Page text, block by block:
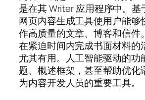
是在其 Writer 应用程序中。基
网页内容生成工具使用户能够
作高质量的文章、博客和信件
在紧迫时间内完成书面材料的
尤其有用。人工智能驱动的功
题、概述框架，甚至帮助优化
为内容开发人员的重要工具。